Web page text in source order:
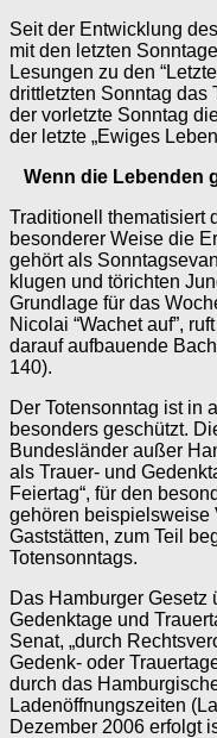
Seit der Entwicklung
mit den letzten
Lesungen zu den
drittletzten Sonntag das
der vorletzte Sonntag
der letzte „Ewiges
Wenn die Lebenden
Traditionell thematisiert
besonderer Weise die
gehört als
klugen und törichten
Grundlage für das
Nicolai “Wachet auf”,
darauf aufbauende
140).
Der Totensonntag ist in
besonders geschützt.
Bundesländer außer
als Trauer- und
Feiertag“, für den
gehören beispielsweise
Gaststätten, zum Teil
Totensonntags.
Das Hamburger Gesetz
Gedenktage und
Senat, „durch
Gedenk- oder
durch das
Ladenöffnungszeiten
Dezember 2006 erfolgt